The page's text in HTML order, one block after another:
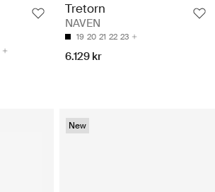
Tretorn
NAVEN
19 20 21 22 23
6.129 kr
New